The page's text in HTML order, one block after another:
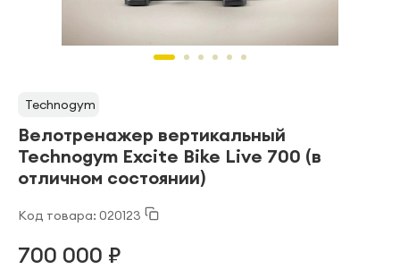
Technogym
Велотренажер вертикальный
Technogym Excite Bike Live 700 (в
отличном состоянии)
Код товара: 020123
700 000 ₽